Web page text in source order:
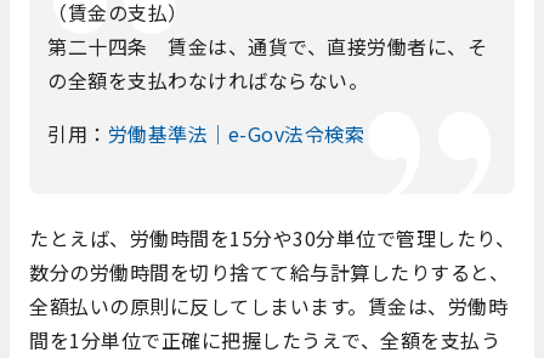
（賃金の支払）
第二十四条 賃金は、通貨で、直接労働者に、そ
の全額を支払わなければならない。
引用： 労働基準法｜e-Gov法令検索
たとえば、労働時間を15分や30分単位で管理したり、
数分の労働時間を切り捨てて給与計算したりすると、
全額払いの原則に反してしまいます。賃金は、労働時
間を1分単位で正確に把握したうえで、全額を支払う